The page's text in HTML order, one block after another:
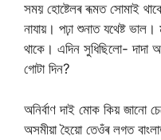
সময় হোষ্টেলৰ ৰূমত সোমাই
নাযায়। পঢ়া শুনাত যথেষ্ট ভাল।
থাকে। এদিন সুধিছিলো-
গোটা দিন?
অনিৰ্বাণ দাই মোক কিয় জানো
অসমীয়া হৈয়ো তেওঁৰ লগত